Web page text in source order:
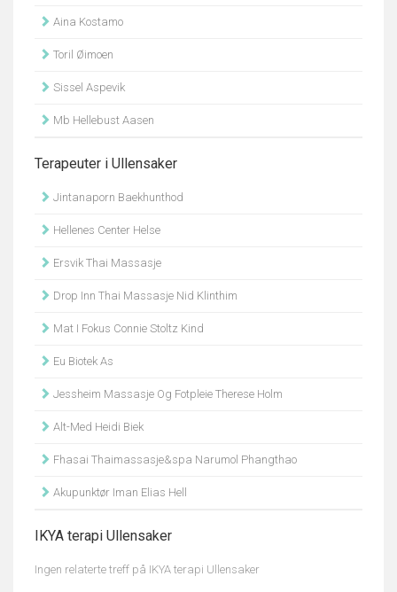
Aina Kostamo
Toril Øimoen
Sissel Aspevik
Mb Hellebust Aasen
Terapeuter i Ullensaker
Jintanaporn Baekhunthod
Hellenes Center Helse
Ersvik Thai Massasje
Drop Inn Thai Massasje Nid Klinthim
Mat I Fokus Connie Stoltz Kind
Eu Biotek As
Jessheim Massasje Og Fotpleie Therese Holm
Alt-Med Heidi Biek
Fhasai Thaimassasje&spa Narumol Phangthao
Akupunktør Iman Elias Hell
IKYA terapi Ullensaker
Ingen relaterte treff på IKYA terapi Ullensaker